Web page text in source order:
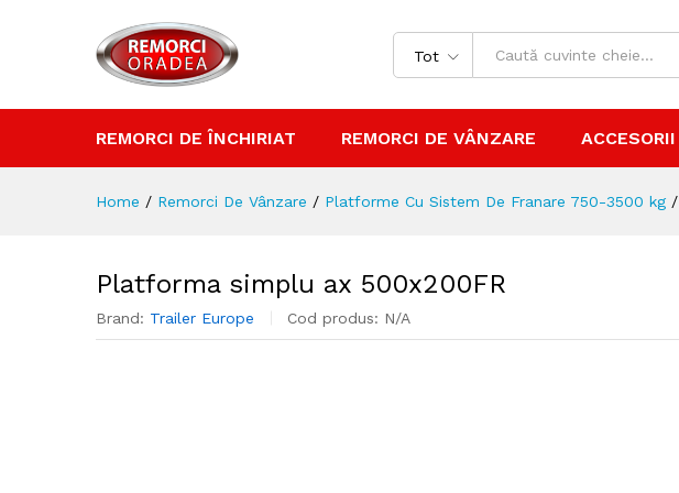
Tot
REMORCI DE ÎNCHIRIAT REMORCI DE VÂNZARE ACCESORII
Home / Remorci De Vânzare / Platforme Cu Sistem De Franare 750-3500 kg /
Platforma simplu ax 500x200FR
Brand: Trailer Europe Cod produs: N/A
Descriere